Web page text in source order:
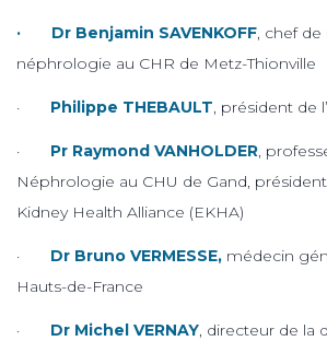
· Dr Benjamin SAVENKOFF, chef de
néphrologie au CHR de Metz-Thionville
· Philippe THEBAULT, président de
· Pr Raymond VANHOLDER,
Néphrologie au CHU de Gand,
Kidney Health Alliance (EKHA)
· Dr Bruno VERMESSE, médecin
Hauts-de-France
· Dr Michel VERNAY, directeur de la